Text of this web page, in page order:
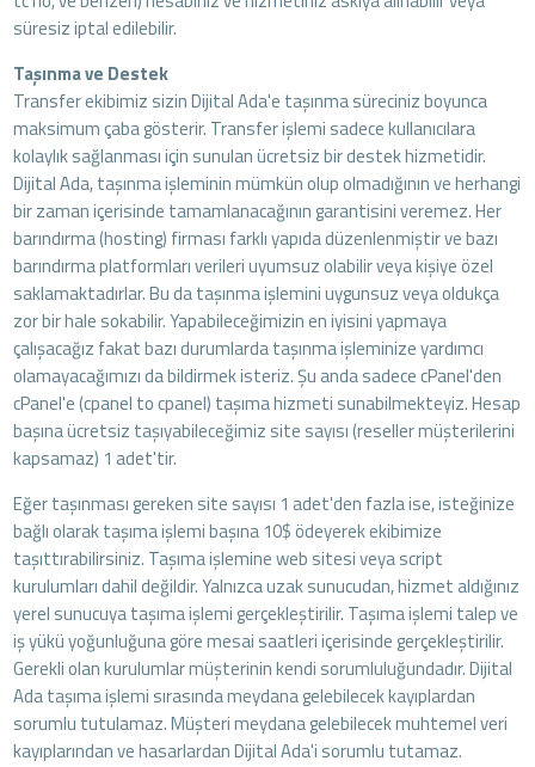
süresiz iptal edilebilir.
Taşınma ve Destek
Transfer ekibimiz sizin Dijital Ada'e taşınma süreciniz boyunca
maksimum çaba gösterir. Transfer işlemi sadece kullanıcılara
kolaylık sağlanması için sunulan ücretsiz bir destek hizmetidir.
Dijital Ada, taşınma işleminin mümkün olup olmadığının ve herhangi
bir zaman içerisinde tamamlanacağının garantisini veremez. Her
barındırma (hosting) firması farklı yapıda düzenlenmiştir ve bazı
barındırma platformları verileri uyumsuz olabilir veya kişiye özel
saklamaktadırlar. Bu da taşınma işlemini uygunsuz veya oldukça
zor bir hale sokabilir. Yapabileceğimizin en iyisini yapmaya
çalışacağız fakat bazı durumlarda taşınma işleminize yardımcı
olamayacağımızı da bildirmek isteriz. Şu anda sadece cPanel'den
cPanel'e (cpanel to cpanel) taşıma hizmeti sunabilmekteyiz. Hesap
başına ücretsiz taşıyabileceğimiz site sayısı (reseller müşterilerini
kapsamaz) 1 adet'tir.
Eğer taşınması gereken site sayısı 1 adet'den fazla ise, isteğinize
bağlı olarak taşıma işlemi başına 10$ ödeyerek ekibimize
taşıttırabilirsiniz. Taşıma işlemine web sitesi veya script
kurulumları dahil değildir. Yalnızca uzak sunucudan, hizmet aldığınız
yerel sunucuya taşıma işlemi gerçekleştirilir. Taşıma işlemi talep ve
iş yükü yoğunluğuna göre mesai saatleri içerisinde gerçekleştirilir.
Gerekli olan kurulumlar müşterinin kendi sorumluluğundadır. Dijital
Ada taşıma işlemi sırasında meydana gelebilecek kayıplardan
sorumlu tutulamaz. Müşteri meydana gelebilecek muhtemel veri
kayıplarından ve hasarlardan Dijital Ada'i sorumlu tutamaz.